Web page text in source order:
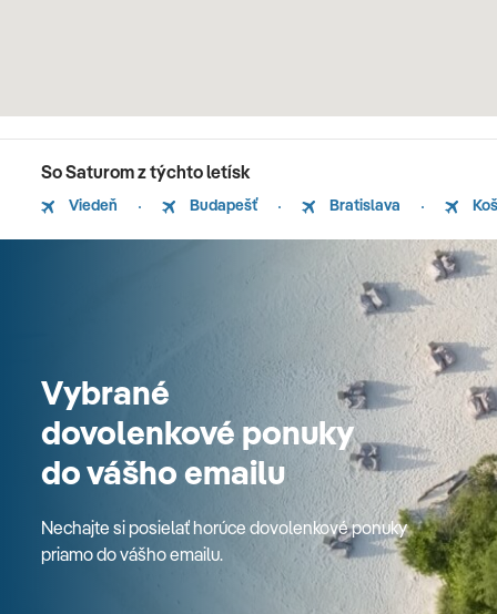
So Saturom z týchto letísk
Viedeň Budapešť Bratislava
Vybrané
dovolenkové ponuky
do vášho emailu
Nechajte si posielať horúce dovolenkové ponuky
priamo do vášho emailu.